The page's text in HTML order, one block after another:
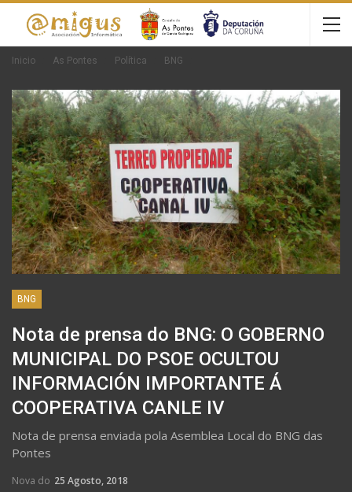
Inicio As Pontes Política BNG
BNG
Nota de prensa do BNG: O GOBERNO
MUNICIPAL DO PSOE OCULTOU
INFORMACIÓN IMPORTANTE Á
COOPERATIVA CANLE IV
Nota de prensa enviada pola Asemblea Local do BNG das
Pontes
Nova do 25 Agosto, 2018